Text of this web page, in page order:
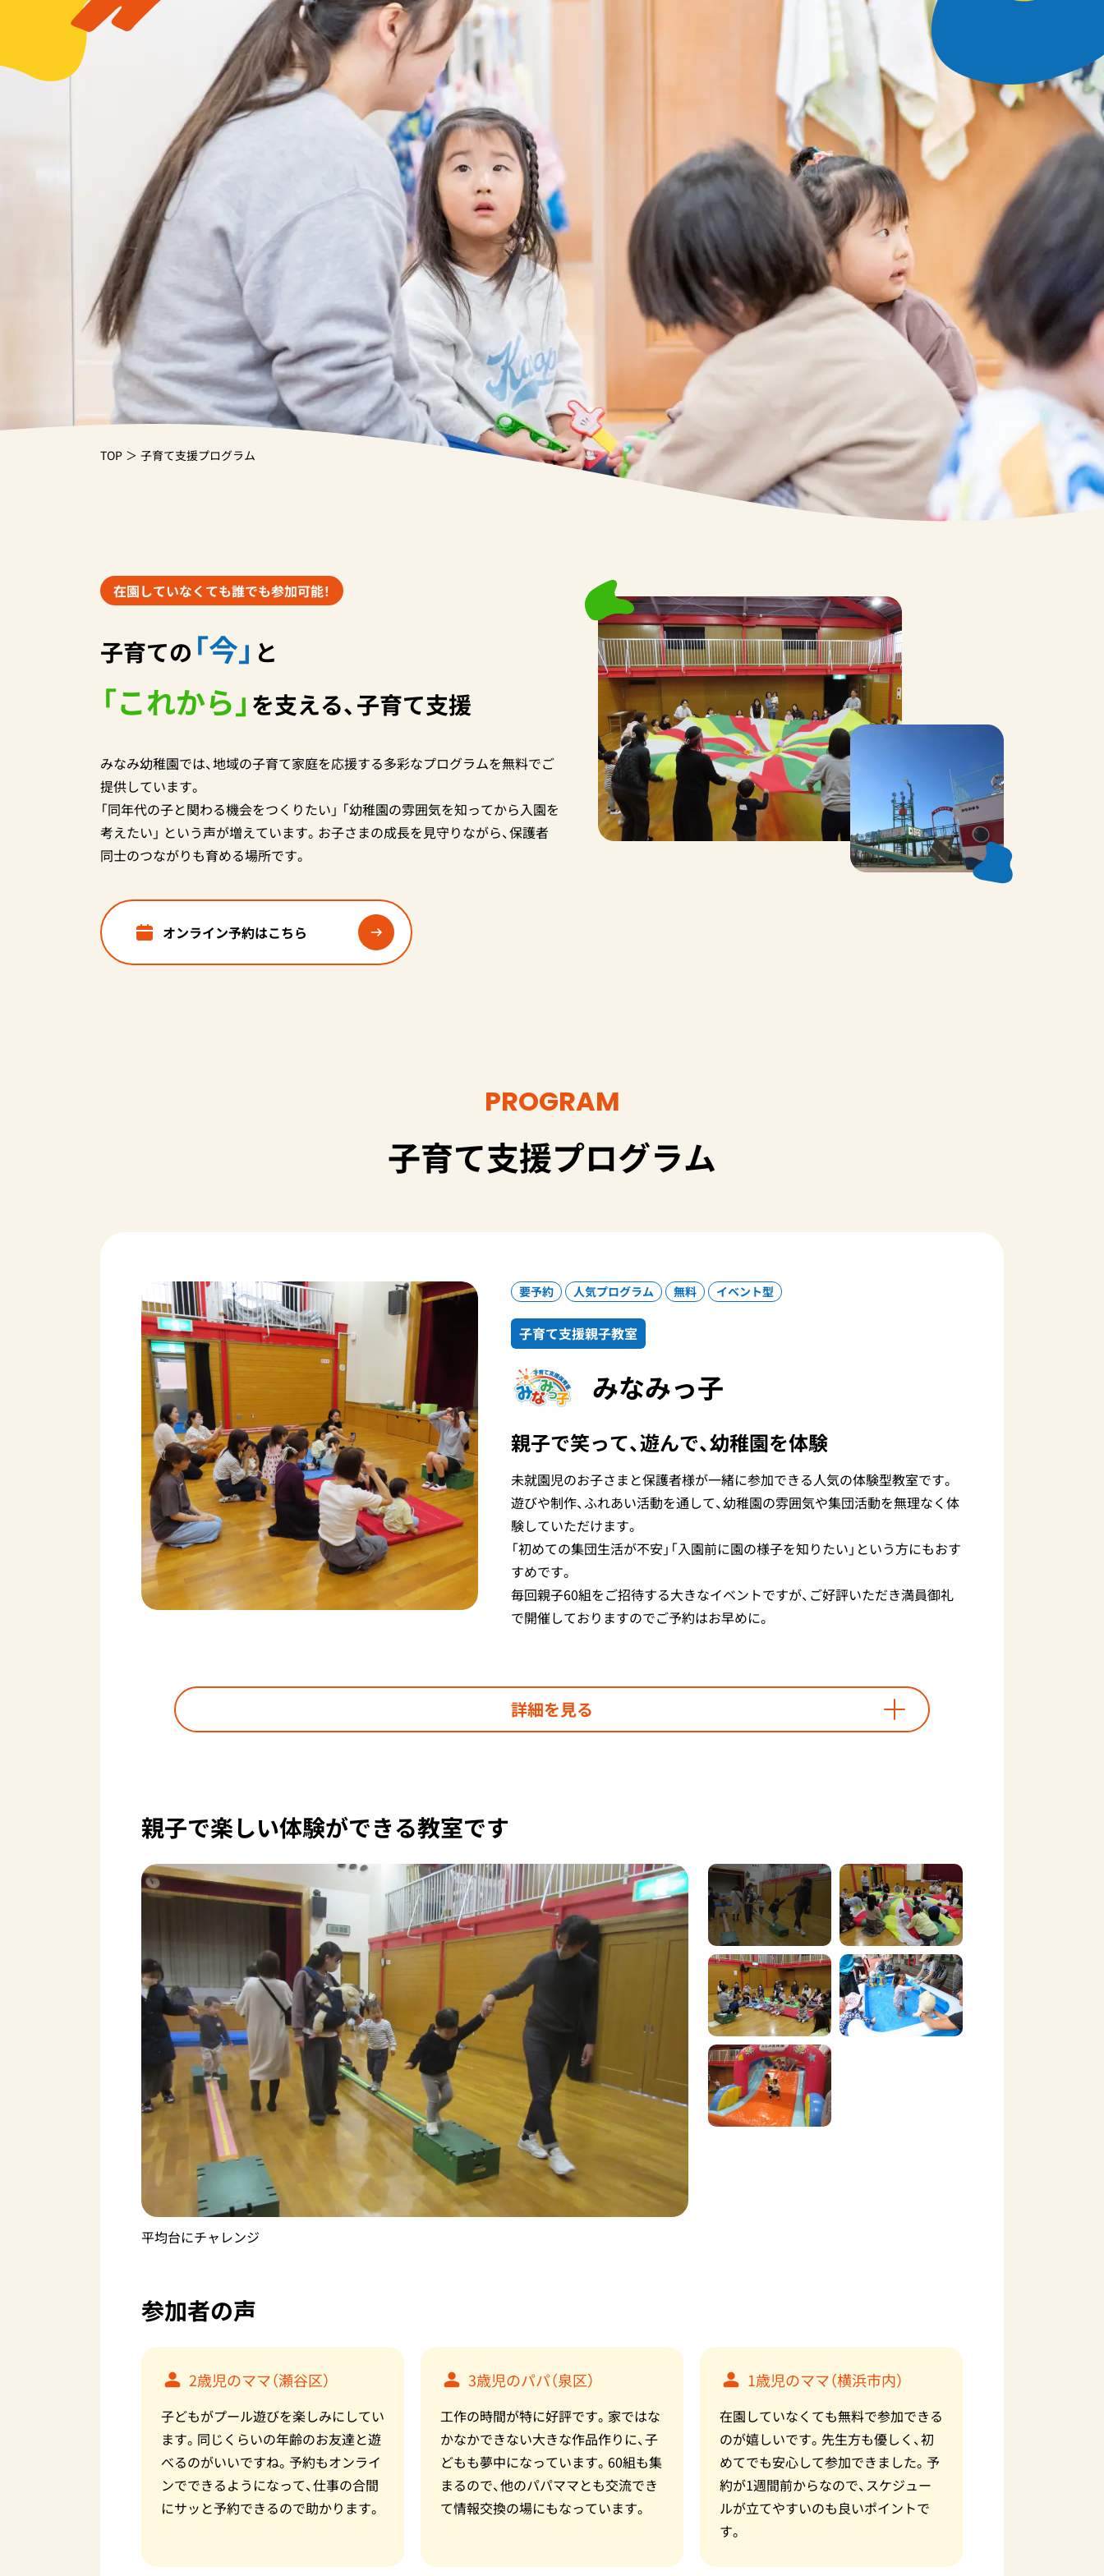
TOP 子育て支援プログラム
在園していなくても誰でも参加可能！
子育ての 「今」 と
「これから」 を支える、子育て支援
みなみ幼稚園では、地域の子育て家庭を応援する多彩なプログラムを無料でご
提供しています。
「同年代の子と関わる機会をつくりたい」 「幼稚園の雰囲気を知ってから入園を
考えたい」 という声が増えています。お子さまの成長を見守りながら、保護者
同士のつながりも育める場所です。
オンライン予約はこちら
PROGRAM
子育て支援プログラム
要予約 人気プログラム 無料 イベント型
子育て支援親子教室
みなみっ子
親子で笑って、遊んで、幼稚園を体験
未就園児のお子さまと保護者様が一緒に参加できる人気の体験型教室です。
遊びや制作、ふれあい活動を通して、幼稚園の雰囲気や集団活動を無理なく体
験していただけます。
「初めての集団生活が不安」「入園前に園の様子を知りたい」という方にもおす
すめです。
毎回親子60組をご招待する大きなイベントですが、ご好評いただき満員御礼
で開催しておりますのでご予約はお早めに。
詳細を見る
親子で楽しい体験ができる教室です
平均台にチャレンジ
参加者の声
2歳児のママ（瀬谷区）
子どもがプール遊びを楽しみにしてい
ます。同じくらいの年齢のお友達と遊
べるのがいいですね。予約もオンライ
ンでできるようになって、仕事の合間
にサッと予約できるので助かります。
3歳児のパパ（泉区）
工作の時間が特に好評です。家ではな
かなかできない大きな作品作りに、子
どもも夢中になっています。60組も集
まるので、他のパパママとも交流でき
て情報交換の場にもなっています。
1歳児のママ（横浜市内）
在園していなくても無料で参加できる
のが嬉しいです。先生方も優しく、初
めてでも安心して参加できました。予
約が1週間前からなので、スケジュー
ルが立てやすいのも良いポイントで
す。